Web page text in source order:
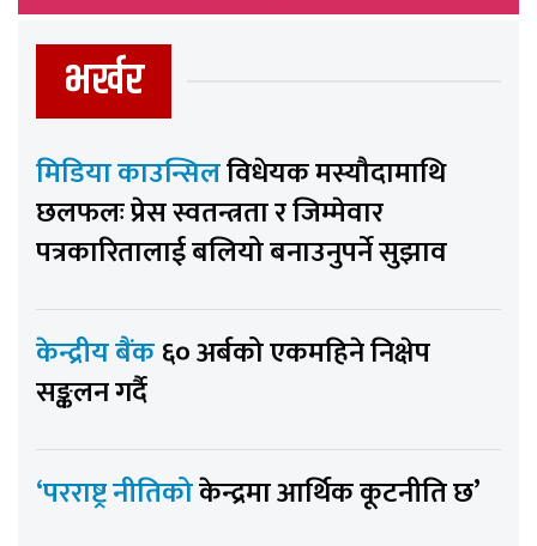
भर्खर
मिडिया काउन्सिलविधेयक मस्यौदामाथि
छलफलः प्रेस स्वतन्त्रता र जिम्मेवार
पत्रकारितालाई बलियो बनाउनुपर्ने सुझाव
केन्द्रीय बैंक६० अर्बको एकमहिने निक्षेप
सङ्कलन गर्दै
‘परराष्ट्र नीतिकोकेन्द्रमा आर्थिक कूटनीति छ’